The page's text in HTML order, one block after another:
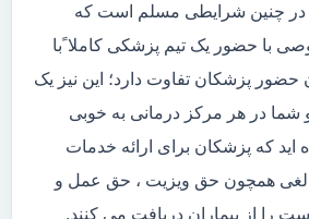
در چنین شرایطی مسلم است که
با حضور یک تیم پزشکی کاملا ًبا
حضور پزشکان تفاوت دارد؛ این نیز یک
در هر مرکز درمانی به خوبی
اید که پزشکان برای ارائه خدمات
همچون حق ویزیت ، حق عمل و
را از بیماران دریافت می کنند.